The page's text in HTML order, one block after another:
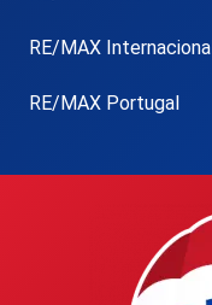
RE/MAX Internacional
RE/MAX Portugal